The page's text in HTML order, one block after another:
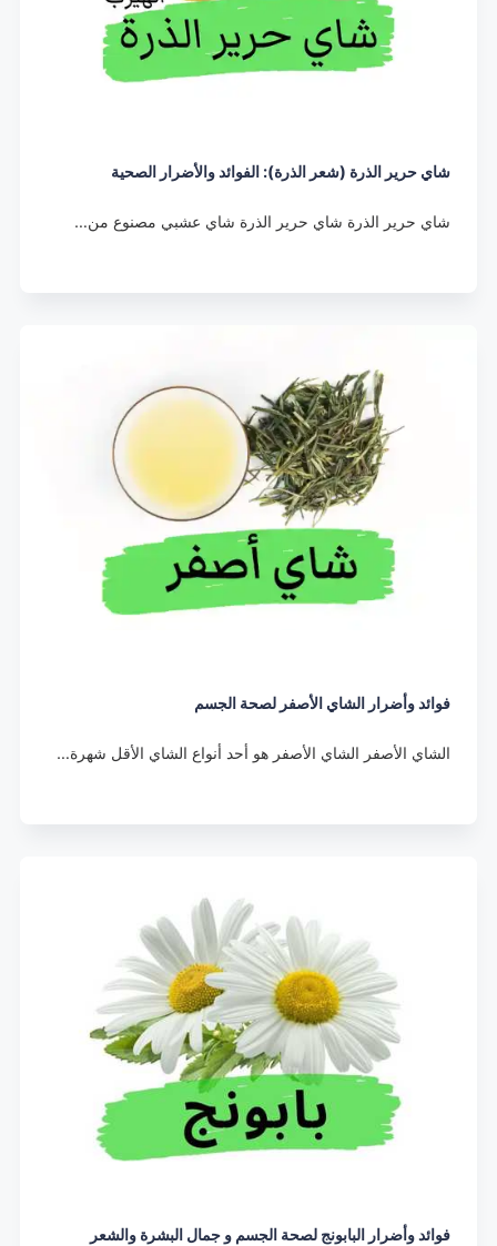
شاي حرير الذرة (شعر الذرة): الفوائد والأضرار الصحية
شاي حرير الذرة شاي حرير الذرة شاي عشبي مصنوع من…
فوائد وأضرار الشاي الأصفر لصحة الجسم
الشاي الأصفر الشاي الأصفر هو أحد أنواع الشاي الأقل شهرة…
فوائد وأضرار البابونج لصحة الجسم و جمال البشرة والشعر